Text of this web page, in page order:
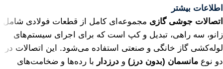
اطلاعات بیشتر
اتصالات جوشی گازی مجموعه‌ای کامل از قطعات فولادی شامل
زانو، سه راهی، تبدیل و کپ است که برای اجرای سیستم‌های
لوله‌کشی گاز خانگی و صنعتی استفاده می‌شود. این اتصالات در
دو نوع مانسمان (بدون درز) و درزدار با رده‌ها و ضخامت‌های